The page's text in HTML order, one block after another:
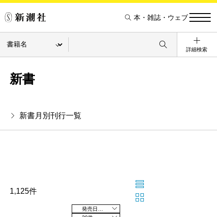
本・雑誌・ウェブ
詳細検索
新書
新書月別刊行一覧
1,125件